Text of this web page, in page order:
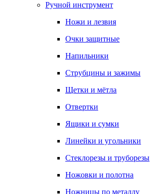
Ручной инструмент
Ножи и лезвия
Очки защитные
Напильники
Струбцины и зажимы
Щетки и мётла
Отвертки
Ящики и сумки
Линейки и угольники
Стеклорезы и труборезы
Ножовки и полотна
Ножницы по металлу